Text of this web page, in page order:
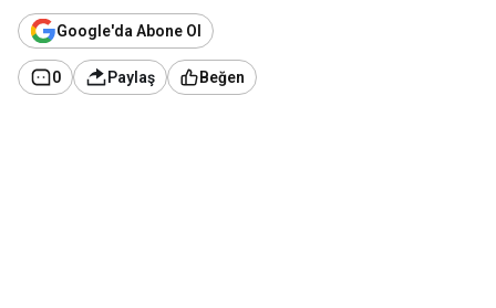
Google'da Abone Ol
0 Paylaş Beğen